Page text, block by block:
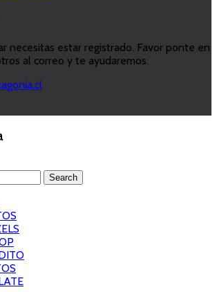
necesitas estar registrado. Favor ponte en
al correo y te ayudaremos.
Search